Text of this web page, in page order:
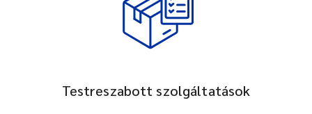
Testreszabott szolgáltatások